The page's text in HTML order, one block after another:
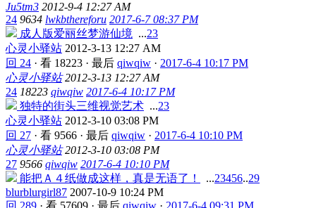
Ju5tm3 2012-9-4 12:27 AM
24 9634 lwkbthereforu 2017-6-7 08:37 PM
成人版爱丽丝梦游仙境 ...23
心灵小驿站 2012-3-13 12:27 AM
回 24 · 看 18223 · 最后 qiwqiw · 2017-6-4 10:17 PM
心灵小驿站 2012-3-13 12:27 AM
24 18223 qiwqiw 2017-6-4 10:17 PM
独特的街头三维视觉艺术 ...23
心灵小驿站 2012-3-10 03:08 PM
回 27 · 看 9566 · 最后 qiwqiw · 2017-6-4 10:10 PM
心灵小驿站 2012-3-10 03:08 PM
27 9566 qiwqiw 2017-6-4 10:10 PM
能把Ａ４纸做成这样，真是无语了！
...23456..29
blurblurgirl87 2007-10-9 10:24 PM
回 289 · 看 57609 · 最后 qiwqiw · 2017-6-4 09:31 PM